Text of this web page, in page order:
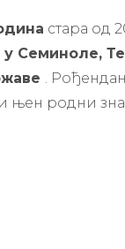
стара од
у Семиноле,
.
њен родни